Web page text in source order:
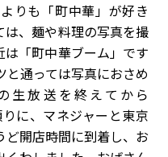
りも「町中華」が好き
は、麺や料理の写真を撮
は「町中華ブーム」です
通っては写真におさめ
生放送を終えてから
に、マネジャーと東京
ど開店時間に到着し、お